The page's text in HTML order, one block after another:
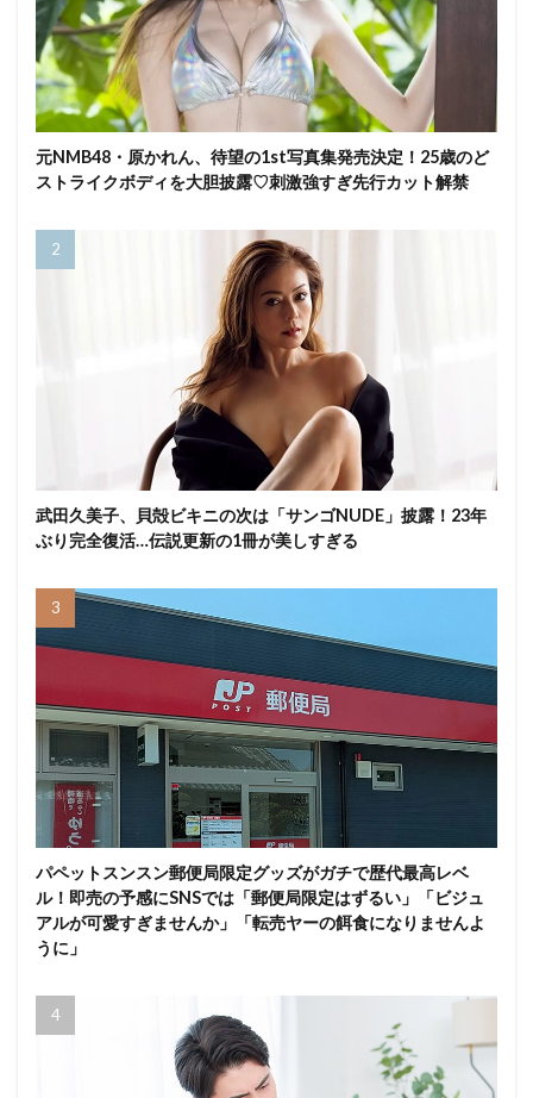
元NMB48・原かれん、待望の1st写真集発売決定！25歳のど
ストライクボディを大胆披露♡刺激強すぎ先行カット解禁
武田久美子、貝殻ビキニの次は「サンゴNUDE」披露！23年
ぶり完全復活…伝説更新の1冊が美しすぎる
パペットスンスン郵便局限定グッズがガチで歴代最高レベ
ル！即売の予感にSNSでは「郵便局限定はずるい」「ビジュ
アルが可愛すぎませんか」「転売ヤーの餌食になりませんよ
うに」